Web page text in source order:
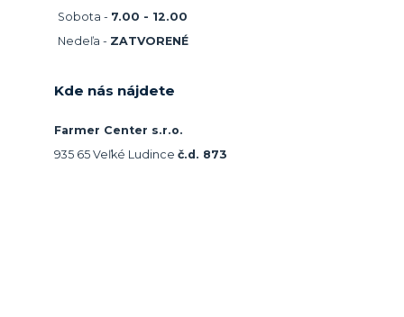
Sobota - 7.00 - 12.00
Nedeľa - ZATVORENÉ
Kde nás nájdete
Farmer Center s.r.o.
935 65 Veľké Ludince č.d. 873